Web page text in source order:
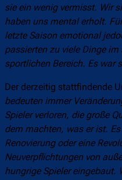
sie ein wenig vermisst. Wir
haben uns mental erholt.
letzte Saison emotional
passierten zu viele Dinge
sportlichen Bereich. Es war
Der derzeitig stattfindende
bedeuten immer
Spieler verloren, die große
dem machten, was er ist.
Renovierung oder eine
Neuverpflichtungen von
hungrige Spieler eingebaut.